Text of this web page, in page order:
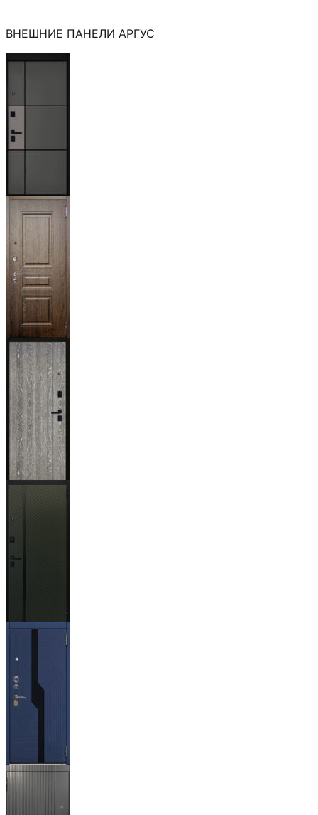
ВНЕШНИЕ ПАНЕЛИ АРГУС
Мичиган
Магистр
Дуб кантри
тёмный
Бистури